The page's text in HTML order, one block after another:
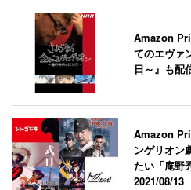
Amazon
てのエヴァ
日～』も配
Amazon
ンゲリオン
たい「庵野
2021/08/13